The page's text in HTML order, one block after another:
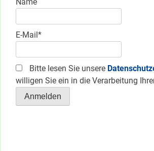
E-Mail*
Bitte lesen Sie unsere
willigen Sie ein in die Verarbeitung